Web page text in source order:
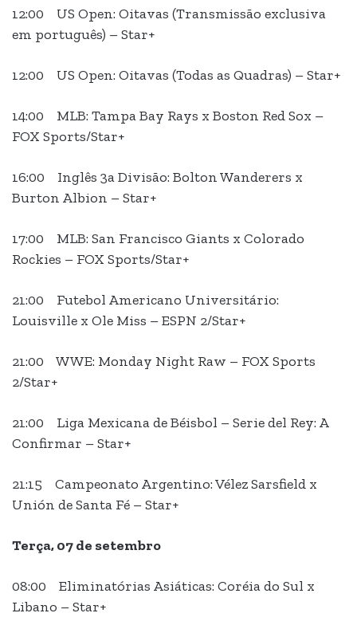
12:00 US Open: Oitavas (Transmissão exclusiva
em português) – Star+
12:00 US Open: Oitavas (Todas as Quadras) – Star+
14:00 MLB: Tampa Bay Rays x Boston Red Sox –
FOX Sports/Star+
16:00 Inglês 3a Divisão: Bolton Wanderers x
Burton Albion – Star+
17:00 MLB: San Francisco Giants x Colorado
Rockies – FOX Sports/Star+
21:00 Futebol Americano Universitário:
Louisville x Ole Miss – ESPN 2/Star+
21:00 WWE: Monday Night Raw – FOX Sports
2/Star+
21:00 Liga Mexicana de Béisbol – Serie del Rey: A
Confirmar – Star+
21:15 Campeonato Argentino: Vélez Sarsfield x
Unión de Santa Fé – Star+
Terça, 07 de setembro
08:00 Eliminatórias Asiáticas: Coréia do Sul x
Libano – Star+